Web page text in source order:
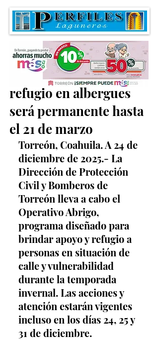
Operativo Abrigo y
refugio en albergues
será permanente hasta
el 21 de marzo
Torreón, Coahuila. A 24 de
diciembre de 2025.- La
Dirección de Protección
Civil y Bomberos de
Torreón lleva a cabo el
Operativo Abrigo,
programa diseñado para
brindar apoyo y refugio a
personas en situación de
calle y vulnerabilidad
durante la temporada
invernal. Las acciones y
atención estarán vigentes
incluso en los días 24, 25 y
31 de diciembre.